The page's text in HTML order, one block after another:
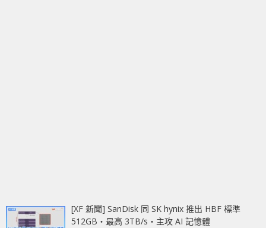
[XF 新聞] SanDisk 同 SK hynix 推出 HBF 標準
512GB‧最高 3TB/s‧主攻 AI 記憶體